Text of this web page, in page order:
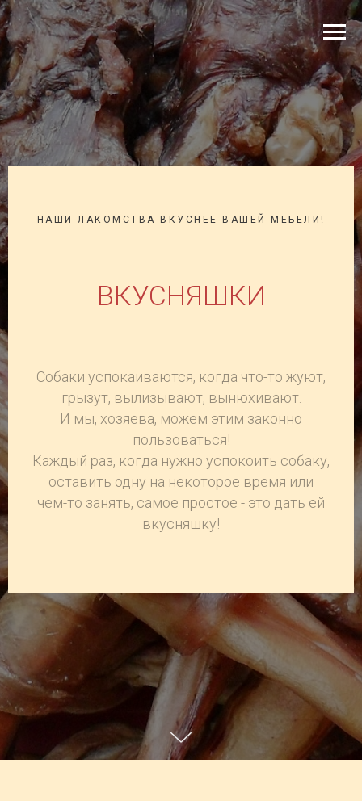
НАШИ ЛАКОМСТВА ВКУСНЕЕ ВАШЕЙ МЕБЕЛИ!
ВКУСНЯШКИ
Собаки успокаиваются, когда что-то жуют,
грызут, вылизывают, вынюхивают.
И мы, хозяева, можем этим законно
пользоваться!
Каждый раз, когда нужно успокоить собаку,
оставить одну на некоторое время или
чем-то занять, самое простое - это дать ей
вкусняшку!